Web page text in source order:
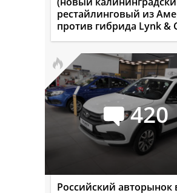
рестайлинговый из
против гибрида Lynk &
420
Российский авторынок